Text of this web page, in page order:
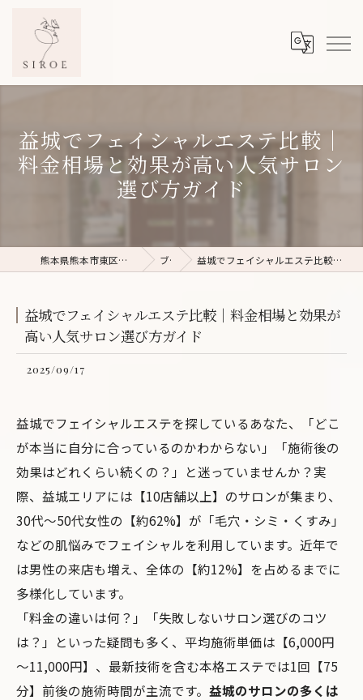
益城でフェイシャルエステ比較｜
料金相場と効果が高い人気サロン
選び方ガイド
熊本県熊本市東区のフェイシャルエステならSIROE ブログ 益城でフェイシャルエステ比較｜料金相場と効果が高い人気サロン選び方ガイド
益城でフェイシャルエステ比較｜料金相場と効果が
高い人気サロン選び方ガイド
2025/09/17
益城でフェイシャルエステを探しているあなた、「どこ
が本当に自分に合っているのかわからない」「施術後の
効果はどれくらい続くの？」と迷っていませんか？実
際、益城エリアには【10店舗以上】のサロンが集まり、
30代～50代女性の【約62%】が「毛穴・シミ・くすみ」
などの肌悩みでフェイシャルを利用しています。近年で
は男性の来店も増え、全体の【約12%】を占めるまでに
多様化しています。
「料金の違いは何？」「失敗しないサロン選びのコツ
は？」といった疑問も多く、平均施術単価は【6,000円
～11,000円】、最新技術を含む本格エステでは1回【75
分】前後の施術時間が主流です。 益城のサロンの多くは